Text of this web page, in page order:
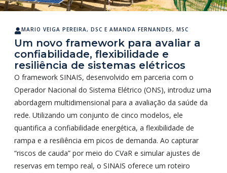
MARIO VEIGA PEREIRA, DSC E AMANDA FERNANDES, MSC
Um novo framework para avaliar a
confiabilidade, flexibilidade e
resiliência de sistemas elétricos
O framework SINAIS, desenvolvido em parceria com o
Operador Nacional do Sistema Elétrico (ONS), introduz uma
abordagem multidimensional para a avaliação da saúde da
rede. Utilizando um conjunto de cinco modelos, ele
quantifica a confiabilidade energética, a flexibilidade de
rampa e a resiliência em picos de demanda. Ao capturar
“riscos de cauda” por meio do CVaR e simular ajustes de
reservas em tempo real, o SINAIS oferece um roteiro